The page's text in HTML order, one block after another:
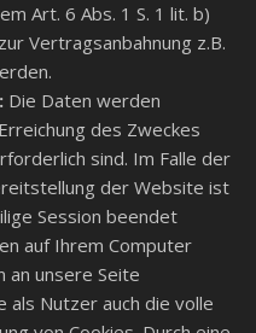
Art. 6 Abs. 1 S. 1 lit. b)
Vertragsanbahnung z.B.
Die Daten werden
des Zweckes
sind. Im Falle der
der Website ist
Session beendet
auf Ihrem Computer
an unsere Seite
als Nutzer auch die volle